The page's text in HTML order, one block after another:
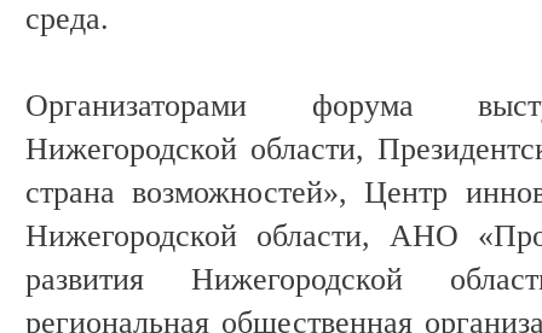
среда.
Организаторами форума
Нижегородской области,
страна возможностей», Центр
Нижегородской области, АНО
развития Нижегородской
региональная общественная